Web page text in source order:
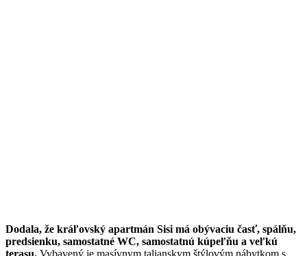
Dodala, že kráľovský apartmán Sisi má obývaciu časť, spálňu,
predsienku, samostatné WC, samostatnú kúpeľňu a veľkú